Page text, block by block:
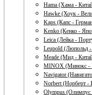
Hama (Хама -
Hawke (Хоук -
Kaps (Капс -
Kenko (Кенко -
Leica (Лейка -
Leupold
Meade (Мид -
MINOX (Минокс -
Navigator
Norbert (Норберт -
Olympus (Олимпус